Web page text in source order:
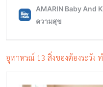
อุทาหรณ์ 13 สิ่งของต้องระวัง